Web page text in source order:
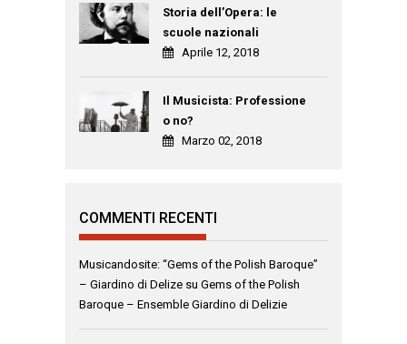
Storia dell’Opera: le
scuole nazionali
Aprile 12, 2018
Il Musicista: Professione
o no?
Marzo 02, 2018
COMMENTI RECENTI
Musicandosite: “Gems of the Polish Baroque”
– Giardino di Delize su Gems of the Polish
Baroque – Ensemble Giardino di Delizie